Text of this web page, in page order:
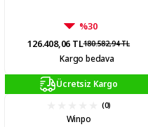
%30
126.408,06 TL180.582,94 TL
Kargo bedava
Ücretsiz Kargo
(0)
Winpo